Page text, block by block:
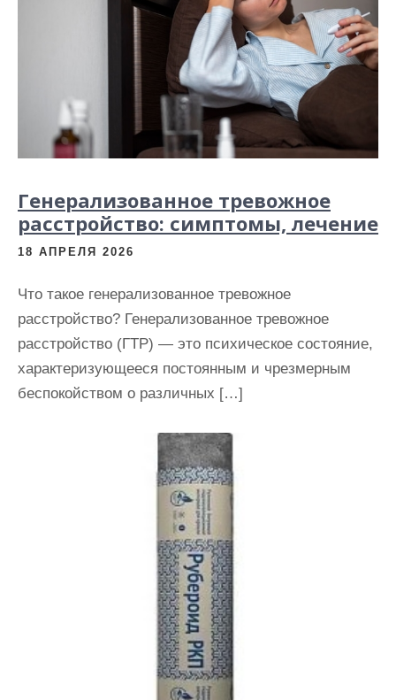
Генерализованное тревожное
расстройство: симптомы, лечение
18 АПРЕЛЯ 2026
Что такое генерализованное тревожное
расстройство? Генерализованное тревожное
расстройство (ГТР) — это психическое состояние,
характеризующееся постоянным и чрезмерным
беспокойством о различных […]